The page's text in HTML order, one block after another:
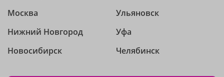
Москва
Нижний Новгород
Новосибирск
Ульяновск
Уфа
Челябинск